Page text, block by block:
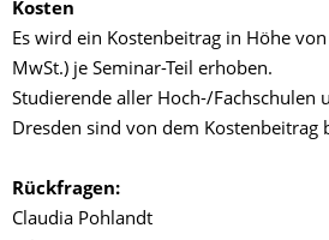
Kosten
Es wird ein Kostenbeitrag in Höhe
MwSt.) je Seminar-Teil erhoben.
Studierende aller Hoch-/Fachschulen
Dresden sind von dem Kostenbeitrag
Rückfragen:
Claudia Pohlandt